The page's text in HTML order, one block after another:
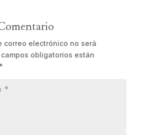
correo electrónico no será
campos obligatorios están
*